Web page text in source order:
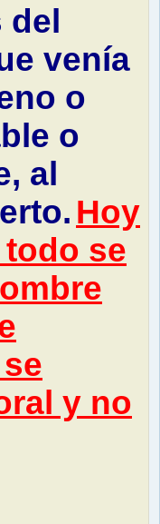
del
venía
o
o
al
Hoy
todo se
y no